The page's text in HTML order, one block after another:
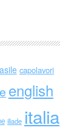
capolavori
english
iliade italia